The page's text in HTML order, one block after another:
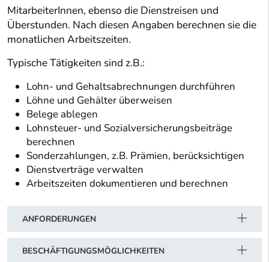
MitarbeiterInnen, ebenso die Dienstreisen und
Überstunden. Nach diesen Angaben berechnen sie die
monatlichen Arbeitszeiten.
Typische Tätigkeiten sind z.B.:
Lohn- und Gehaltsabrechnungen durchführen
Löhne und Gehälter überweisen
Belege ablegen
Lohnsteuer- und Sozialversicherungsbeiträge
berechnen
Sonderzahlungen, z.B. Prämien, berücksichtigen
Dienstverträge verwalten
Arbeitszeiten dokumentieren und berechnen
ANFORDERUNGEN
BESCHÄFTIGUNGSMÖGLICHKEITEN